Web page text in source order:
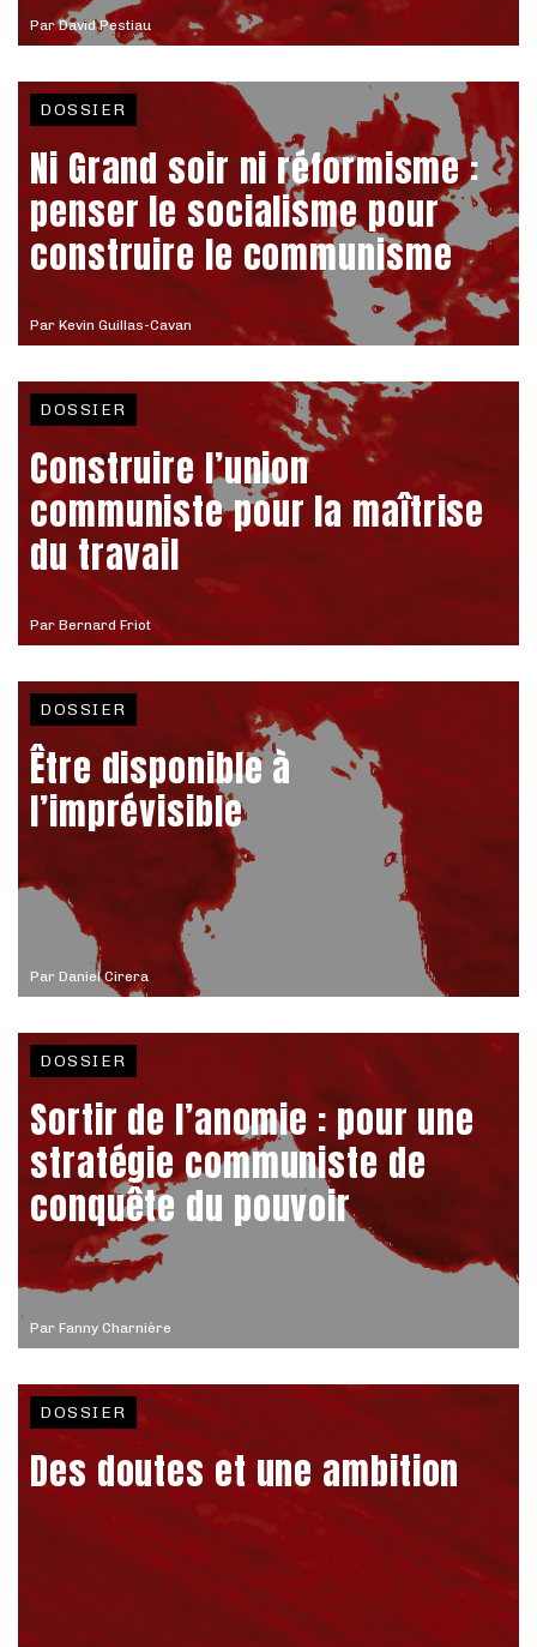
ParDavid Pestiau
Par Kevin Guillas-Cavan
DOSSIER
Ni Grand soir ni réformisme :
penser le socialisme pour
construire le communisme
Par Bernard Friot
DOSSIER
Construire l’union
communiste pour la maîtrise
du travail
Par Daniel Cirera
DOSSIER
Être disponible à
l’imprévisible
Par Fanny Charnière
DOSSIER
Sortir de l’anomie : pour une
stratégie communiste de
conquête du pouvoir
DOSSIER
Des doutes et une ambition